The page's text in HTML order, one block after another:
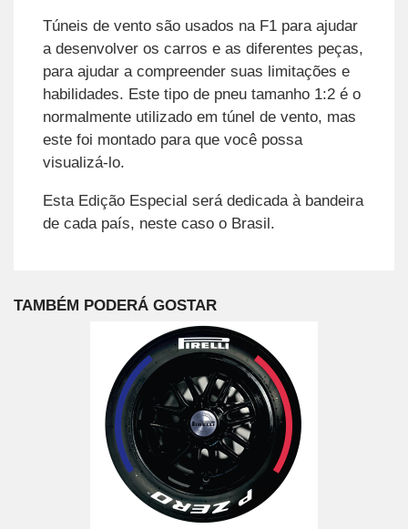
Túneis de vento são usados na F1 para ajudar
a desenvolver os carros e as diferentes peças,
para ajudar a compreender suas limitações e
habilidades. Este tipo de pneu tamanho 1:2 é o
normalmente utilizado em túnel de vento, mas
este foi montado para que você possa
visualizá-lo.
Esta Edição Especial será dedicada à bandeira
de cada país, neste caso o Brasil.
TAMBÉM PODERÁ GOSTAR